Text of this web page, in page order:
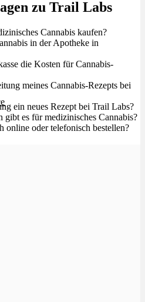
zu Trail Labs
Cannabis kaufen?
in der Apotheke in
die Kosten für Cannabis-
meines Cannabis-Rezepts bei
ein neues Rezept bei Trail Labs?
gibt es für medizinisches Cannabis?
online oder telefonisch bestellen?